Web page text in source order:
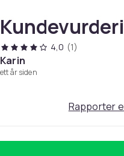
mobiltelefonen eller
Alt for å få maksimal
Hvorfor bruke et
formen til innholdet
4,0 (1)
Karin
ett år siden
Rapporter